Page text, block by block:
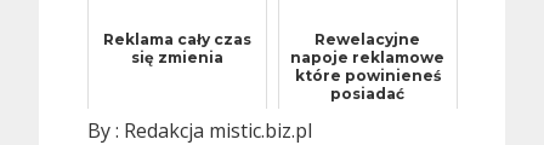
Reklama cały czas
się zmienia
Rewelacyjne
napoje reklamowe
które powinieneś
posiadać
By : Redakcja mistic.biz.pl